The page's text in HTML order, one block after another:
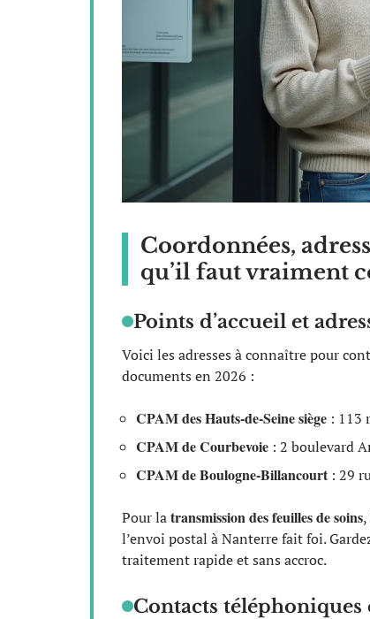
Coordonnées,
qu’il faut vraiment
Points d’accueil et
Voici les adresses à connaître pour
documents en 2026 :
CPAM des Hauts-de-Seine siège : 113
CPAM de Courbevoie : 2 boulevard
CPAM de Boulogne-Billancourt : 29
Pour latransmission des feuilles de soins
l’envoi postal à Nanterre fait foi.
traitement rapide et sans accroc.
Contacts téléphoniques